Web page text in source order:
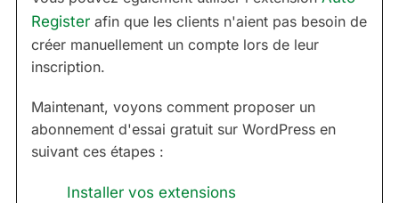
Register afin que les clients n'aient pas besoin de
créer manuellement un compte lors de leur
inscription.
Maintenant, voyons comment proposer un
abonnement d'essai gratuit sur WordPress en
suivant ces étapes :
Installer vos extensions